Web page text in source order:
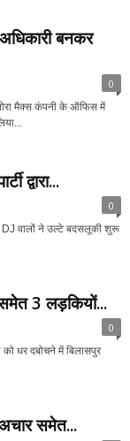
बनकर
0
मैक्स कंपनी के ऑफिस में
द्वारा...
0
DJ वालों ने उल्टे बदसलूकी शुरू
3 लड़कियों...
0
धर दबोचने में बिलासपुर
समेत...